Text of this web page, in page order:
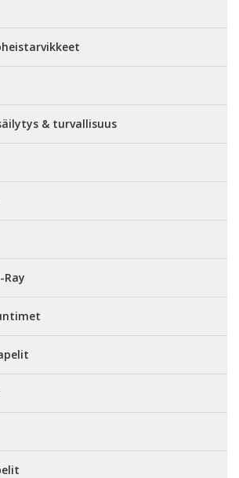
& turvallisuus
Ray